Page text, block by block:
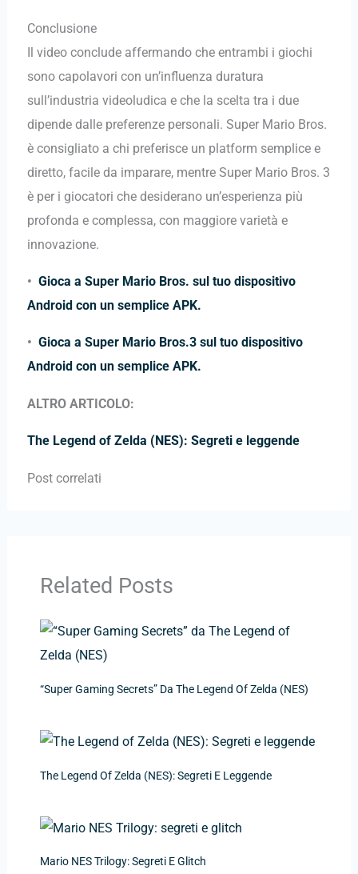
Conclusione
Il video conclude affermando che entrambi i giochi
sono capolavori con un’influenza duratura
sull’industria videoludica e che la scelta tra i due
dipende dalle preferenze personali. Super Mario Bros.
è consigliato a chi preferisce un platform semplice e
diretto, facile da imparare, mentre Super Mario Bros. 3
è per i giocatori che desiderano un’esperienza più
profonda e complessa, con maggiore varietà e
innovazione.
• Gioca a Super Mario Bros. sul tuo dispositivo
Android con un semplice APK.
• Gioca a Super Mario Bros.3 sul tuo dispositivo
Android con un semplice APK.
ALTRO ARTICOLO:
The Legend of Zelda (NES): Segreti e leggende
Post correlati
Related Posts
“Super Gaming Secrets” Da The Legend Of Zelda (NES)
The Legend Of Zelda (NES): Segreti E Leggende
Mario NES Trilogy: Segreti E Glitch